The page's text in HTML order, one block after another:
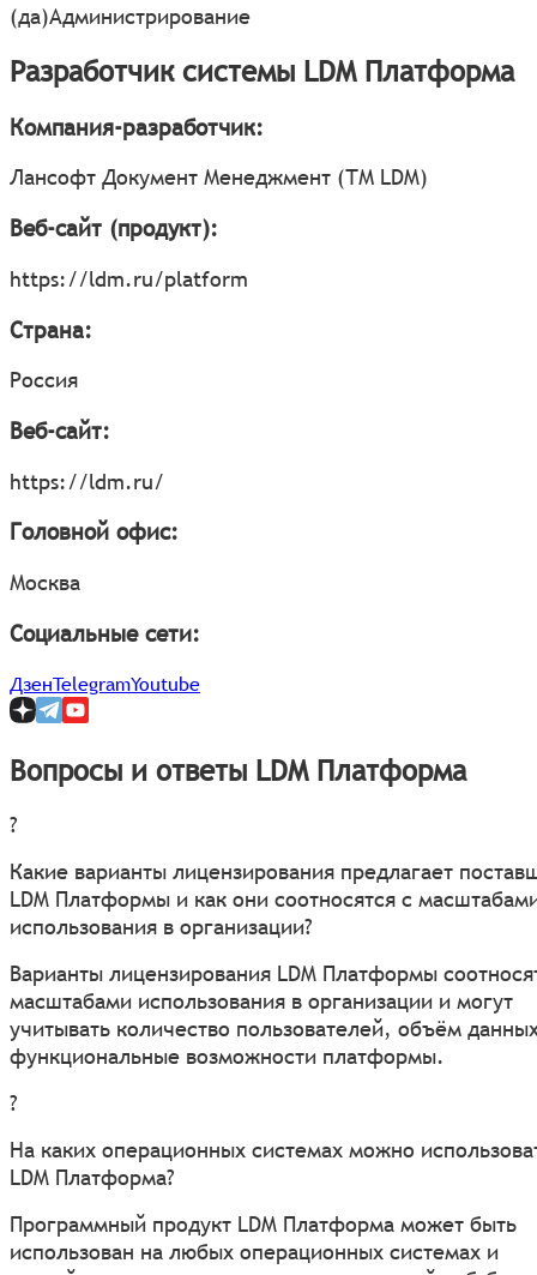
(да)Администрирование
Разработчик системы LDM Платформа
Компания-разработчик:
Лансофт Документ Менеджмент (ТМ LDM)
Веб-сайт (продукт):
https://ldm.ru/platform
Страна:
Россия
Веб-сайт:
https://ldm.ru/
Головной офис:
Москва
Социальные сети:
ДзенTelegramYoutube
Вопросы и ответы LDM Платформа
?
Какие варианты лицензирования предлагает
LDM Платформы и как они соотносятся с
использования в организации?
Варианты лицензирования LDM Платформы
масштабами использования в организации и могут
учитывать количество пользователей, объём
функциональные возможности платформы.
?
На каких операционных системах можно
LDM Платформа?
Программный продукт LDM Платформа может быть
использован на любых операционных системах и